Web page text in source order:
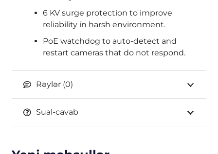
6 KV surge protection to improve
reliability in harsh environment.
PoE watchdog to auto-detect and
restart cameras that do not respond.
Rəylər (0)
Sual-cavab